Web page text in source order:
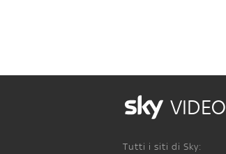
VIDEO
Tutti i siti di Sky: